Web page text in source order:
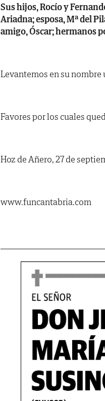
Sus hijos, Rocío y
Ariadna; esposa, Mª del
amigo, Óscar; hermanos
Levantemos en su nombre
Favores por los cuales
Hoz de Añero, 27 de
www.funcantabria.com